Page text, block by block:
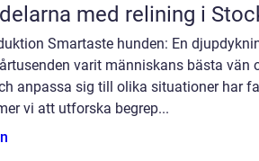
med relining i
Smartaste hunden: En
varit människans bästa vän
anpassa sig till olika situationer har
vi att utforska begrep...